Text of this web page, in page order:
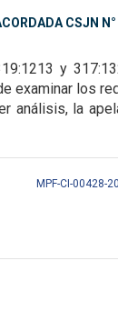
CSJN
y
examinar los
análisis, la
MPF-CI-00428-